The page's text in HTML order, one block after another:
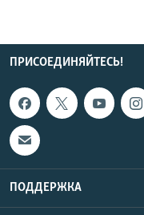
ПРИСОЕДИНЯЙТЕСЬ!
ПОДДЕРЖКА